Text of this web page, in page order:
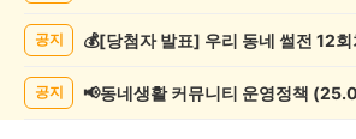
글
공지
공지 📢동네생활 커뮤니티 운영정책